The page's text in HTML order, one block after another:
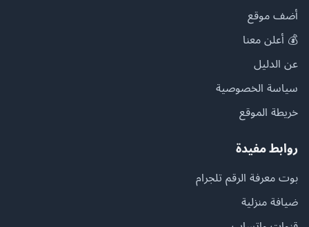
أضف موقع
💰 أعلن معنا
عن الدليل
سياسة الخصوصية
خريطة الموقع
روابط مفيدة
بوت معرفة الرقم تلجرام
ضيافة منزلية